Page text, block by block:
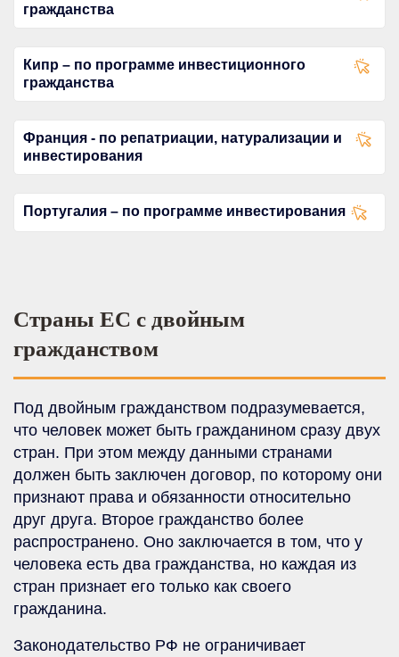
гражданства
Кипр – по программе инвестиционного
гражданства
Франция - по репатриации, натурализации и
инвестирования
Португалия – по программе инвестирования
Страны ЕС с двойным
гражданством
Под двойным гражданством подразумевается,
что человек может быть гражданином сразу двух
стран. При этом между данными странами
должен быть заключен договор, по которому они
признают права и обязанности относительно
друг друга. Второе гражданство более
распространено. Оно заключается в том, что у
человека есть два гражданства, но каждая из
стран признает его только как своего
гражданина.
Законодательство РФ не ограничивает